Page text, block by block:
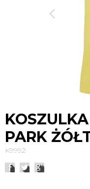
PARK
K9992